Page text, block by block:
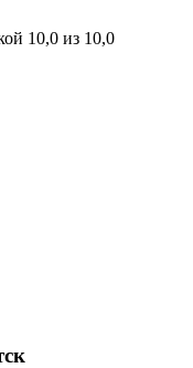
10,0 из 10,0